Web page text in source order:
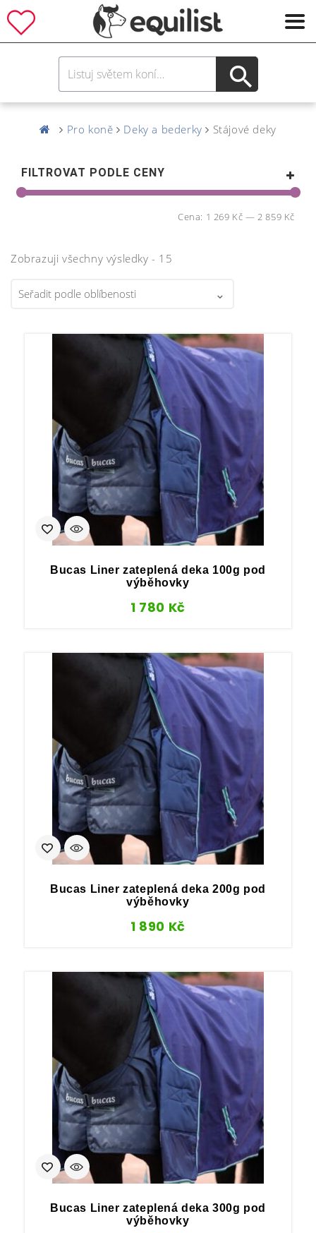
Pro koně Deky a bederky Stájové deky
FILTROVAT PODLE CENY
Cena: 1 269 Kč — 2 859 Kč
Zobrazuji všechny výsledky - 15
Bucas Liner zateplená deka 100g pod
výběhovky
1 780 Kč
Bucas Liner zateplená deka 200g pod
výběhovky
1 890 Kč
Bucas Liner zateplená deka 300g pod
výběhovky